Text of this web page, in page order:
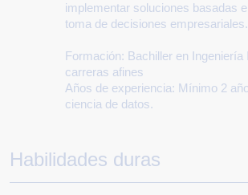
implementar soluciones basadas
toma de decisiones empresariales.
Formación: Bachiller en
carreras afines
Años de experiencia: Mínimo 2
ciencia de datos.
Habilidades duras